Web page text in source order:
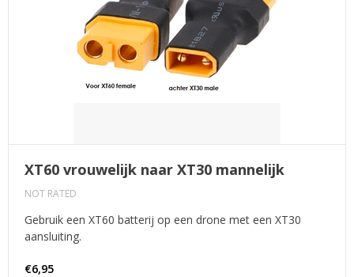
XT60 vrouwelijk naar XT30 mannelijk
NOT RATED
Gebruik een XT60 batterij op een drone met een XT30
aansluiting.
€6,95